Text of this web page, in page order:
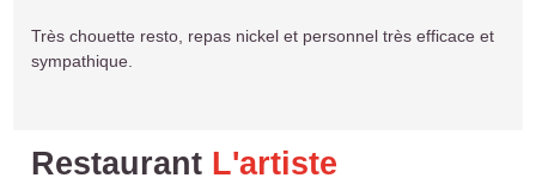
Très chouette resto, repas nickel et personnel très efficace et
sympathique.
Restaurant L'artiste